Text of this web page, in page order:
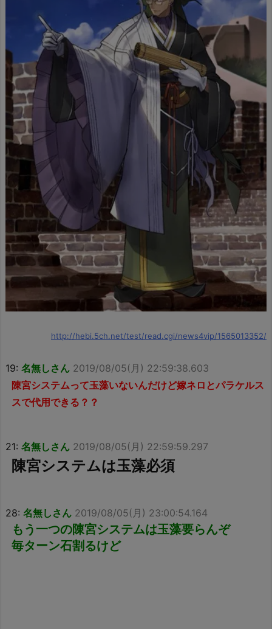
http://hebi.5ch.net/test/read.cgi/news4vip/1565013352/
19: 名無しさん 2019/08/05(月) 22:59:38.603
陳宮システムって玉藻いないんだけど嫁ネロとパラケルス
スで代用できる？？
21: 名無しさん 2019/08/05(月) 22:59:59.297
陳宮システムは玉藻必須
28: 名無しさん 2019/08/05(月) 23:00:54.164
もう一つの陳宮システムは玉藻要らんぞ
毎ターン石割るけど